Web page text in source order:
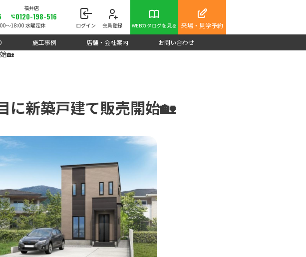
福井店
0120-198-516
～18:00 水曜定休 ログイン 会員登録 WEBカタログを見る 来場・見学予約
施工事例 店舗・会社案内 お問い合わせ
🏡
に新築戸建て販売開始🏡